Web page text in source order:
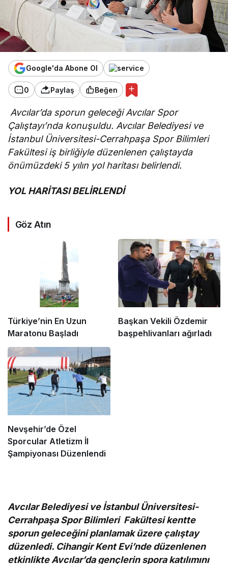
Google'da Abone Ol
0 Paylaş Beğen
Avcılar’da sporun geleceği Avcılar Spor
Çalıştayı’nda konuşuldu. Avcılar Belediyesi ve
İstanbul Üniversitesi-Cerrahpaşa Spor Bilimleri
Fakültesi iş birliğiyle düzenlenen çalıştayda
önümüzdeki 5 yılın yol haritası belirlendi.
YOL HARİTASI BELİRLENDİ
Göz Atın
Türkiye’nin En Uzun
Maratonu Başladı
Başkan Vekili Özdemir
başpehlivanları ağırladı
Nevşehir’de Özel
Sporcular Atletizm İl
Şampiyonası Düzenlendi
Avcılar Belediyesi ve İstanbul Üniversitesi-
Cerrahpaşa Spor Bilimleri Fakültesi kentte
sporun geleceğini planlamak üzere çalıştay
düzenledi. Cihangir Kent Evi’nde düzenlenen
etkinlikte Avcılar’da gençlerin spora katılımını